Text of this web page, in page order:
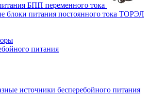
БПП переменного тока
блоки питания постоянного тока ТОРЭЛ
питания
источники бесперебойного питания